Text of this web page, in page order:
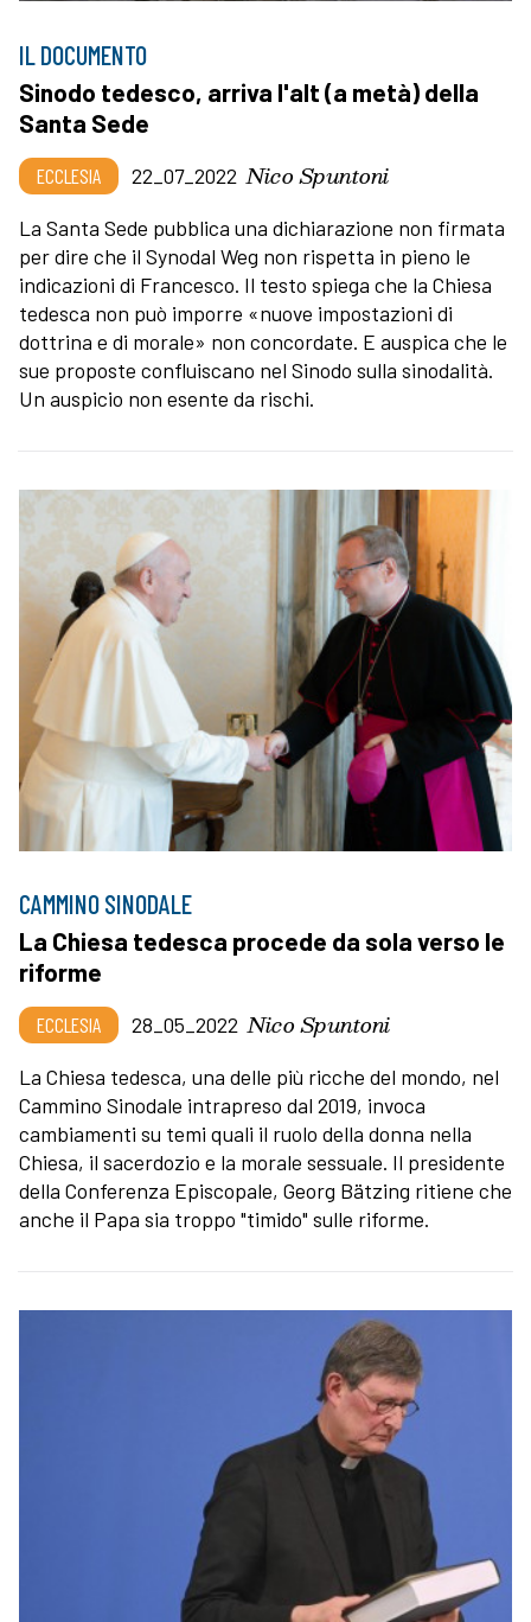
IL DOCUMENTO
Sinodo tedesco, arriva l'alt (a metà) della
Santa Sede
ECCLESIA 22_07_2022 Nico Spuntoni
La Santa Sede pubblica una dichiarazione non firmata
per dire che il Synodal Weg non rispetta in pieno le
indicazioni di Francesco. Il testo spiega che la Chiesa
tedesca non può imporre «nuove impostazioni di
dottrina e di morale» non concordate. E auspica che le
sue proposte confluiscano nel Sinodo sulla sinodalità.
Un auspicio non esente da rischi.
CAMMINO SINODALE
La Chiesa tedesca procede da sola verso le
riforme
ECCLESIA 28_05_2022 Nico Spuntoni
La Chiesa tedesca, una delle più ricche del mondo, nel
Cammino Sinodale intrapreso dal 2019, invoca
cambiamenti su temi quali il ruolo della donna nella
Chiesa, il sacerdozio e la morale sessuale. Il presidente
della Conferenza Episcopale, Georg Bätzing ritiene che
anche il Papa sia troppo "timido" sulle riforme.